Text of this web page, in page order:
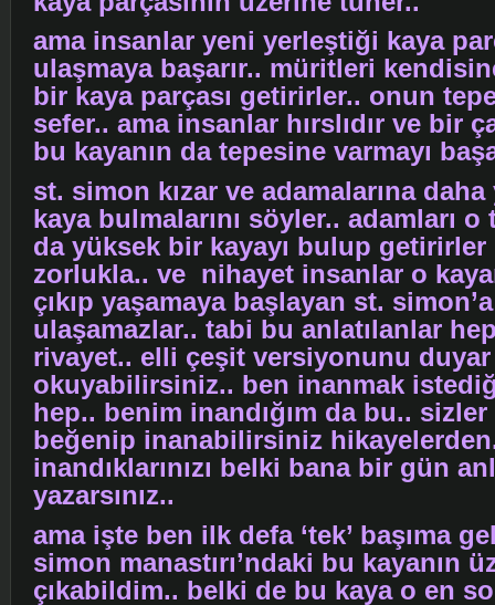
ama insanlar yeni yerleştiği kaya
ulaşmaya başarır.. müritleri
bir kaya parçası getirirler.. onun
sefer.. ama insanlar hırslıdır ve bir
bu kayanın da tepesine varmayı
st. simon kızar ve adamalarına
kaya bulmalarını söyler.. adamları o
da yüksek bir kayayı bulup
zorlukla.. ve nihayet insanlar o
çıkıp yaşamaya başlayan st.
ulaşamazlar.. tabi bu anlatılanlar
rivayet.. elli çeşit versiyonunu duyar
okuyabilirsiniz.. ben inanmak
hep.. benim inandığım da bu.. sizler
beğenip inanabilirsiniz
inandıklarınızı belki bana bir gün
yazarsınız..
ama işte ben ilk defa ‘tek’ başıma
simon manastırı’ndaki bu kayanın
çıkabildim.. belki de bu kaya o en